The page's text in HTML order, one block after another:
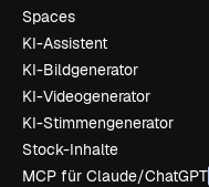
Spaces
KI-Assistent
KI-Bildgenerator
KI-Videogenerator
KI-Stimmengenerator
Stock-Inhalte
MCP für Claude/ChatGPT